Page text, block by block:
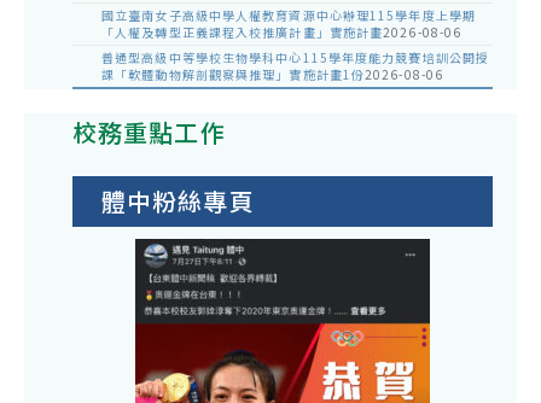
國立臺南女子高級中學人權教育資源中心辦理115學年度上學期
「人權及轉型正義課程入校推廣計畫」實施計畫2026-08-06
普通型高級中等學校生物學科中心115學年度能力競賽培訓公開授
課「軟體動物解剖觀察與推理」實施計畫1份2026-08-06
校務重點工作
體中粉絲專頁